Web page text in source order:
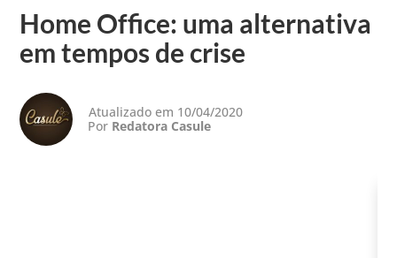
Home Office: uma alternativa
em tempos de crise
Atualizado em 10/04/2020
Por Redatora Casule